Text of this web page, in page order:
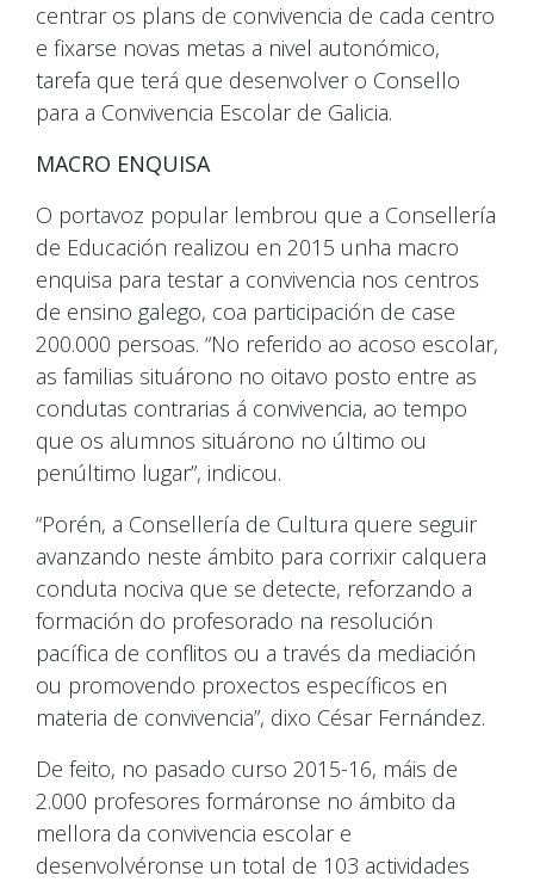
centrar os plans de convivencia de cada centro
e fixarse novas metas a nivel autonómico,
tarefa que terá que desenvolver o Consello
para a Convivencia Escolar de Galicia.
MACRO ENQUISA
O portavoz popular lembrou que a Consellería
de Educación realizou en 2015 unha macro
enquisa para testar a convivencia nos centros
de ensino galego, coa participación de case
200.000 persoas. “No referido ao acoso escolar,
as familias situárono no oitavo posto entre as
condutas contrarias á convivencia, ao tempo
que os alumnos situárono no último ou
penúltimo lugar”, indicou.
“Porén, a Consellería de Cultura quere seguir
avanzando neste ámbito para corrixir calquera
conduta nociva que se detecte, reforzando a
formación do profesorado na resolución
pacífica de conflitos ou a través da mediación
ou promovendo proxectos específicos en
materia de convivencia”, dixo César Fernández.
De feito, no pasado curso 2015-16, máis de
2.000 profesores formáronse no ámbito da
mellora da convivencia escolar e
desenvolvéronse un total de 103 actividades